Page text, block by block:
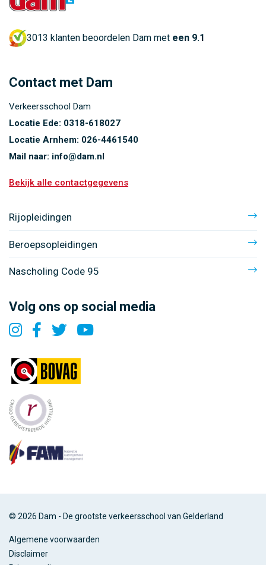
3013 klanten beoordelen Dam met een 9.1
Contact met Dam
Verkeersschool Dam
Locatie Ede: 0318-618027
Locatie Arnhem: 026-4461540
Mail naar: info@dam.nl
Bekijk alle contactgegevens
Rijopleidingen
Beroepsopleidingen
Nascholing Code 95
Volg ons op social media
© 2026 Dam - De grootste verkeersschool van Gelderland
Algemene voorwaarden
Disclaimer